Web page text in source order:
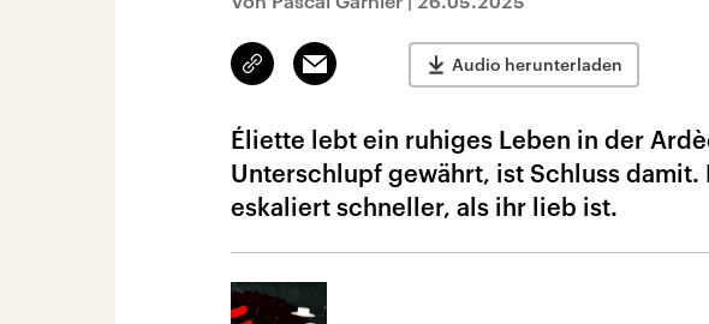
Link
kopieren/teilen
Email Audio herunterladen
Éliette lebt ein ruhiges Leben in der
Unterschlupf gewährt, ist Schluss
eskaliert schneller, als ihr lieb ist.